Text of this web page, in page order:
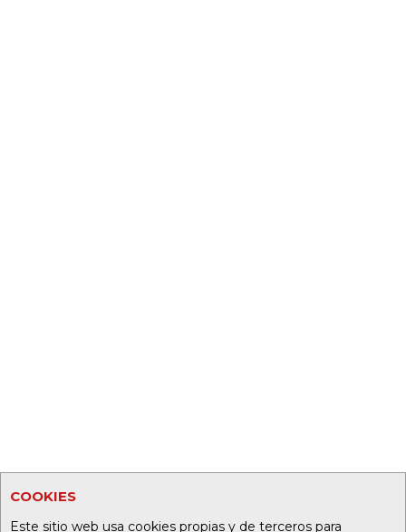
COOKIES
Este sitio web usa cookies propias y de terceros para